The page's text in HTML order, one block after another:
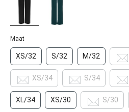
Maat
XS/32 S/32 M/32
XS/34 S/34
XL/34 XS/30 S/30